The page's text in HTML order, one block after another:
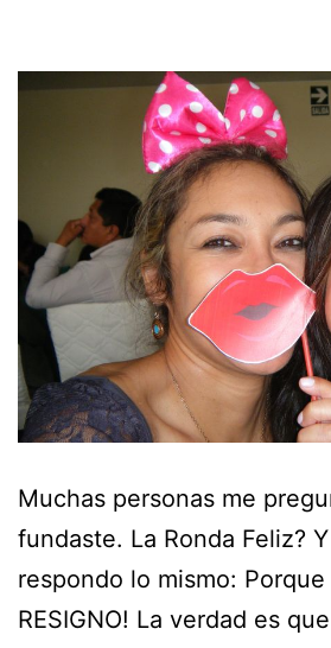
Muchas personas me
fundaste. La Ronda Feliz?
respondo lo mismo: Porque
RESIGNO! La verdad es